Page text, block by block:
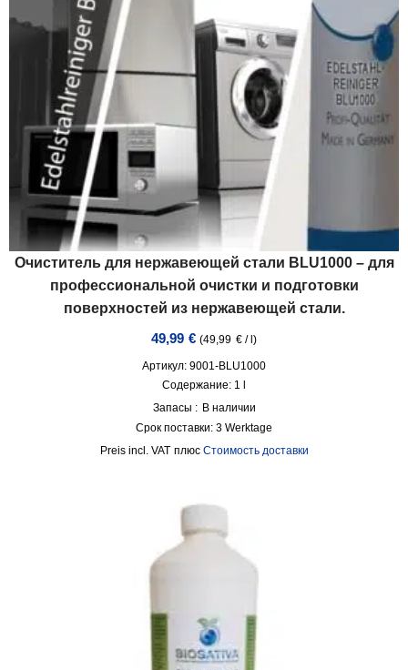
Очиститель для нержавеющей стали BLU1000 – для
профессиональной очистки и подготовки
поверхностей из нержавеющей стали.
49,99 € (49,99 € / )
Артикул: 9001-BLU1000
Содержание: 1 l
Запасы : В наличии
Срок поставки: 3 Werktage
incl. VAT плюс Стоимость доставки